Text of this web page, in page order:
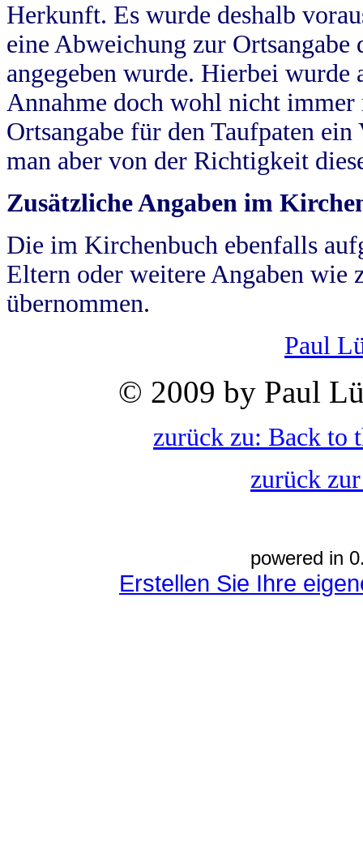
Herkunft. Es wurde deshalb
eine Abweichung zur
angegeben wurde. Hierbei wurde
Annahme doch wohl nicht
Ortsangabe für den Taufpaten
man aber von der Richtigkeit
Zusätzliche Angaben im
Die im Kirchenbuch ebenfalls
Eltern oder weitere Angaben wie
übernommen.
Paul
© 2009 by Paul
zurück zu: Back to
zurück
powered in
Erstellen Sie Ihre